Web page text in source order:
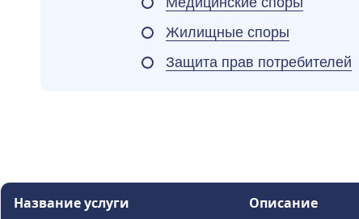
Жилищные споры
Защита прав потребителей
Название услуги Описание